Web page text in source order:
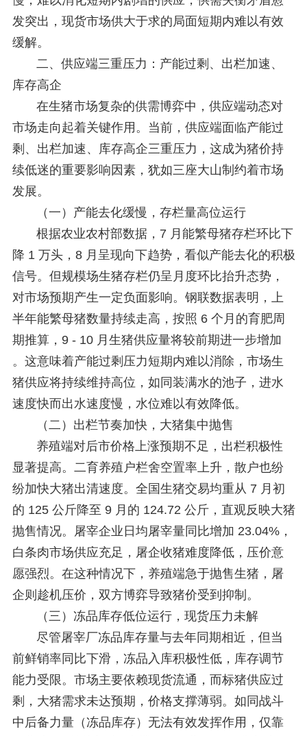
发突出，现货市场供大于求的局面短期内难以有效
缓解。
二、供应端三重压力：产能过剩、出栏加速、
库存高企
在生猪市场复杂的供需博弈中，供应端动态对
市场走向起着关键作用。当前，供应端面临产能过
剩、出栏加速、库存高企三重压力，这成为猪价持
续低迷的重要影响因素，犹如三座大山制约着市场
发展。
（一）产能去化缓慢，存栏量高位运行
根据农业农村部数据，7 月能繁母猪存栏环比下
降 1 万头，8 月呈现向下趋势，看似产能去化的积极
信号。但规模场生猪存栏仍呈月度环比抬升态势，
对市场预期产生一定负面影响。钢联数据表明，上
半年能繁母猪数量持续走高，按照 6 个月的育肥周
期推算，9 - 10 月生猪供应量将较前期进一步增加
。这意味着产能过剩压力短期内难以消除，市场生
猪供应将持续维持高位，如同装满水的池子，进水
速度快而出水速度慢，水位难以有效降低。
（二）出栏节奏加快，大猪集中抛售
养殖端对后市价格上涨预期不足，出栏积极性
显著提高。二育养殖户栏舍空置率上升，散户也纷
纷加快大猪出清速度。全国生猪交易均重从 7 月初
的 125 公斤降至 9 月的 124.72 公斤，直观反映大猪
抛售情况。屠宰企业日均屠宰量同比增加 23.04%，
白条肉市场供应充足，屠企收猪难度降低，压价意
愿强烈。在这种情况下，养殖端急于抛售生猪，屠
企则趁机压价，双方博弈导致猪价受到抑制。
（三）冻品库存低位运行，现货压力未解
尽管屠宰厂冻品库存量与去年同期相近，但当
前鲜销率同比下滑，冻品入库积极性低，库存调节
能力受限。市场主要依赖现货流通，而标猪供应过
剩，大猪需求未达预期，价格支撑薄弱。如同战斗
中后备力量（冻品库存）无法有效发挥作用，仅靠